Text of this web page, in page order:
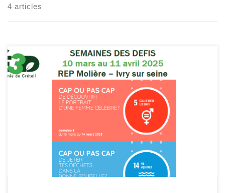
4 articles
Du 10 mars au 11 avril 2025 participe aux semaines des défis !
Chaque semaine, surpasse toi pour contribuer au bien de la
planète ou apprendre de nouvelles connaissances !Composter,
recycler, aider ton prochain, tu peux tout faire !